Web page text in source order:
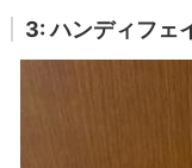
3: ハンディフェ